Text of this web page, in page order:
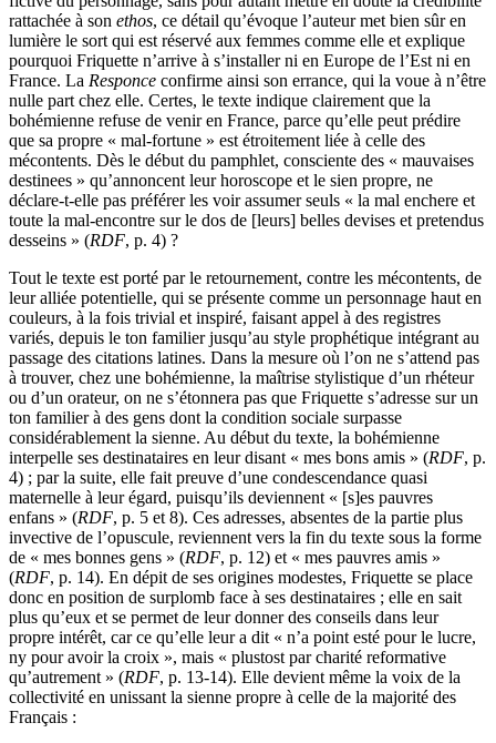
rattachée à son ethos, ce détail qu’évoque l’auteur met bien sûr en
lumière le sort qui est réservé aux femmes comme elle et explique
pourquoi Friquette n’arrive à s’installer ni en Europe de l’Est ni en
France. La Responce confirme ainsi son errance, qui la voue à n’être
nulle part chez elle. Certes, le texte indique clairement que la
bohémienne refuse de venir en France, parce qu’elle peut prédire
que sa propre « mal-fortune » est étroitement liée à celle des
mécontents. Dès le début du pamphlet, consciente des « mauvaises
destinees » qu’annoncent leur horoscope et le sien propre, ne
déclare-t-elle pas préférer les voir assumer seuls « la mal enchere et
toute la mal-encontre sur le dos de [leurs] belles devises et pretendus
desseins » (RDF, p. 4) ?
Tout le texte est porté par le retournement, contre les mécontents, de
leur alliée potentielle, qui se présente comme un personnage haut en
couleurs, à la fois trivial et inspiré, faisant appel à des registres
variés, depuis le ton familier jusqu’au style prophétique intégrant au
passage des citations latines. Dans la mesure où l’on ne s’attend pas
à trouver, chez une bohémienne, la maîtrise stylistique d’un rhéteur
ou d’un orateur, on ne s’étonnera pas que Friquette s’adresse sur un
ton familier à des gens dont la condition sociale surpasse
considérablement la sienne. Au début du texte, la bohémienne
interpelle ses destinataires en leur disant « mes bons amis » (RDF, p.
4) ; par la suite, elle fait preuve d’une condescendance quasi
maternelle à leur égard, puisqu’ils deviennent « [s]es pauvres
enfans » (RDF, p. 5 et 8). Ces adresses, absentes de la partie plus
invective de l’opuscule, reviennent vers la fin du texte sous la forme
de « mes bonnes gens » (RDF, p. 12) et « mes pauvres amis »
(RDF, p. 14). En dépit de ses origines modestes, Friquette se place
donc en position de surplomb face à ses destinataires ; elle en sait
plus qu’eux et se permet de leur donner des conseils dans leur
propre intérêt, car ce qu’elle leur a dit « n’a point esté pour le lucre,
ny pour avoir la croix », mais « plustost par charité reformative
qu’autrement » (RDF, p. 13-14). Elle devient même la voix de la
collectivité en unissant la sienne propre à celle de la majorité des
Français :